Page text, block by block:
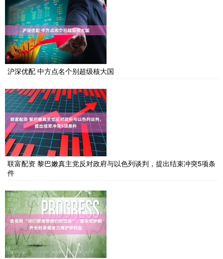
沪深优配 中方点名个别超级核大国
联富配资 黎巴嫩真主党反对政府与以色列谈判，提出结束冲突5项条
件